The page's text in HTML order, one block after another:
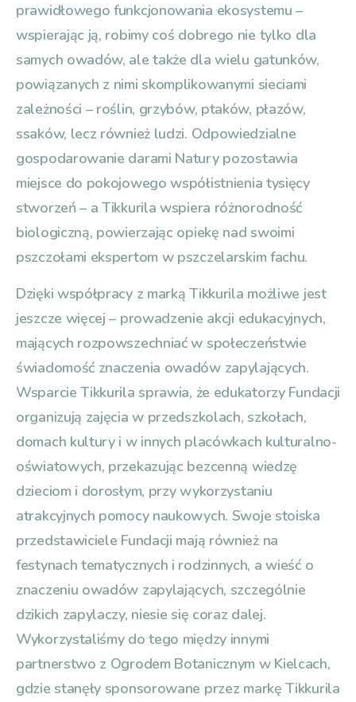
prawidłowego funkcjonowania ekosystemu –
wspierając ją, robimy coś dobrego nie tylko dla
samych owadów, ale także dla wielu gatunków,
powiązanych z nimi skomplikowanymi sieciami
zależności – roślin, grzybów, ptaków, płazów,
ssaków, lecz również ludzi. Odpowiedzialne
gospodarowanie darami Natury pozostawia
miejsce do pokojowego współistnienia tysięcy
stworzeń – a Tikkurila wspiera różnorodność
biologiczną, powierzając opiekę nad swoimi
pszczołami ekspertom w pszczelarskim fachu.
Dzięki współpracy z marką Tikkurila możliwe jest
jeszcze więcej – prowadzenie akcji edukacyjnych,
mających rozpowszechniać w społeczeństwie
świadomość znaczenia owadów zapylających.
Wsparcie Tikkurila sprawia, że edukatorzy Fundacji
organizują zajęcia w przedszkolach, szkołach,
domach kultury i w innych placówkach kulturalno-
oświatowych, przekazując bezcenną wiedzę
dzieciom i dorosłym, przy wykorzystaniu
atrakcyjnych pomocy naukowych. Swoje stoiska
przedstawiciele Fundacji mają również na
festynach tematycznych i rodzinnych, a wieść o
znaczeniu owadów zapylających, szczególnie
dzikich zapylaczy, niesie się coraz dalej.
Wykorzystaliśmy do tego między innymi
partnerstwo z Ogrodem Botanicznym w Kielcach,
gdzie stanęły sponsorowane przez markę Tikkurila